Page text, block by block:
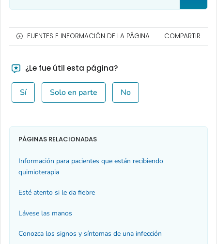
FUENTES E INFORMACIÓN DE LA PÁGINA COMPARTIR
¿Le fue útil esta página?
Sí Solo en parte No
PÁGINAS RELACIONADAS
Información para pacientes que están recibiendo
quimioterapia
Esté atento si le da fiebre
Lávese las manos
Conozca los signos y síntomas de una infección